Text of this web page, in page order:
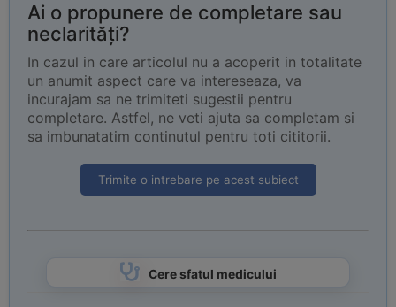
Ai o propunere de completare sau
neclarități?
In cazul in care articolul nu a acoperit in totalitate
un anumit aspect care va intereseaza, va
incurajam sa ne trimiteti sugestii pentru
completare. Astfel, ne veti ajuta sa completam si
sa imbunatatim continutul pentru toti cititorii.
Trimite o intrebare pe acest subiect
Cere sfatul medicului